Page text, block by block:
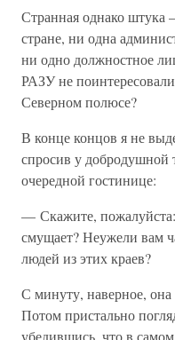
Странная однако штука
стране, ни одна
ни одно должностное
РАЗУ не
Северном полюсе?
В конце концов я не
спросив у
очередной гостинице:
— Скажите,
смущает? Неужели вам
людей из этих краев?
С минуту, наверное,
Потом пристально
убедившись, что в